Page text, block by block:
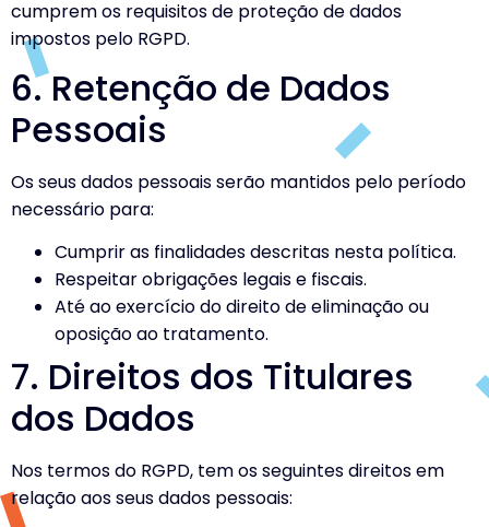
cumprem os requisitos de proteção de dados
impostos pelo RGPD.
6. Retenção de Dados
Pessoais
Os seus dados pessoais serão mantidos pelo período
necessário para:
Cumprir as finalidades descritas nesta política.
Respeitar obrigações legais e fiscais.
Até ao exercício do direito de eliminação ou
oposição ao tratamento.
7. Direitos dos Titulares
dos Dados
Nos termos do RGPD, tem os seguintes direitos em
relação aos seus dados pessoais: